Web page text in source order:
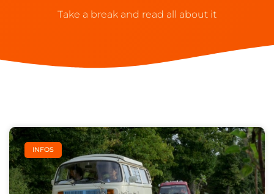
Take a break and read all about it
INFOS